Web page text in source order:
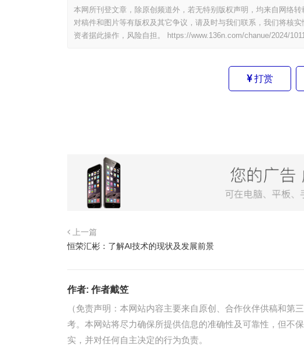
本网所刊登文章，除原创频道外，若无特别版权声明，均来自网络
对稿件和图片等有版权及其它争议，请及时与我们联系，我们将核
资者据此操作，风险自担。
https://www.136n.com/chanue/2024/
打赏
上一篇
恒荣汇彬：了解AI技术的现状及发展前景
作者: 作者戴笠
（免责声明：本网站内容主要来自原创、合作伙伴供稿和
考。本网站将尽力确保所提供信息的准确性及可靠性，但不
实，并对任何自主决定的行为负责。